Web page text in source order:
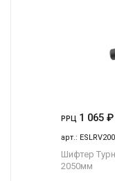
РРЦ 1 065 ₽
арт.:
Шифтер
2050мм